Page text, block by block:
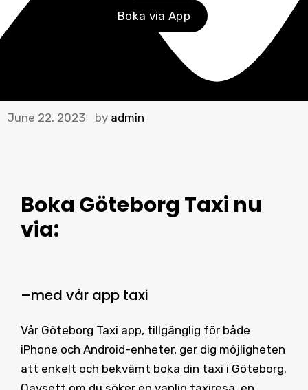
Boka via App
June 22, 2023 by admin
Boka Göteborg Taxi nu
via:
–med vår app taxi
Vår Göteborg Taxi app, tillgänglig för både
iPhone och Android-enheter, ger dig möjligheten
att enkelt och bekvämt boka din taxi i Göteborg.